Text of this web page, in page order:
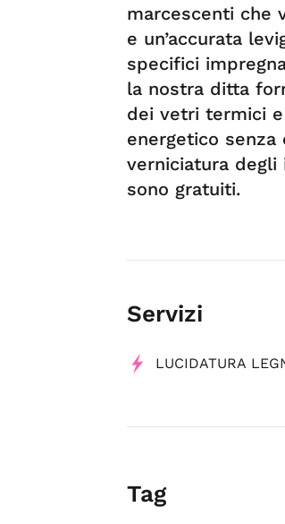
marcescenti che
e un’accurata
specifici
la nostra ditta
dei vetri termici
energetico senza
verniciatura
sono gratuiti.
Servizi
LUCIDATURA
Tag